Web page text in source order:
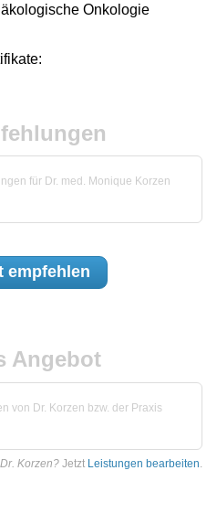
Onkologie
für Dr. med. Monique Korzen
empfehlen
Angebot
von Dr. Korzen bzw. der Praxis
Korzen? Jetzt Leistungen bearbeiten.